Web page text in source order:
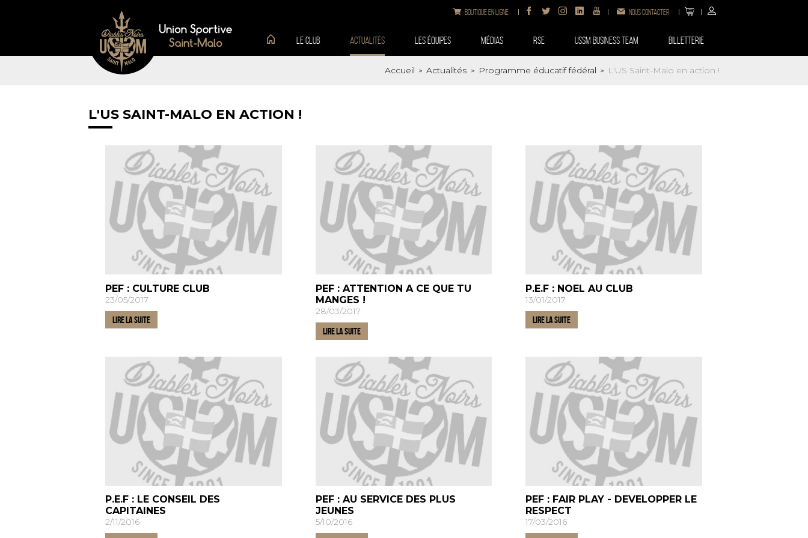
Boutique en ligne Nous contacter
Le club Actualités Les équipes Médias RSE USSM BUSINESS TEAM Billetterie
Accueil > Actualités > Programme éducatif fédéral > L'US Saint-Malo en action !
L'US SAINT-MALO EN ACTION !
PEF : CULTURE CLUB
23/05/2017
LIRE LA SUITE
PEF : ATTENTION A CE QUE TU
MANGES !
28/03/2017
LIRE LA SUITE
P.E.F : NOEL AU CLUB
13/01/2017
LIRE LA SUITE
P.E.F : LE CONSEIL DES
CAPITAINES
2/11/2016
PEF : AU SERVICE DES PLUS
JEUNES
5/10/2016
PEF : FAIR PLAY - DEVELOPPER LE
RESPECT
17/03/2016